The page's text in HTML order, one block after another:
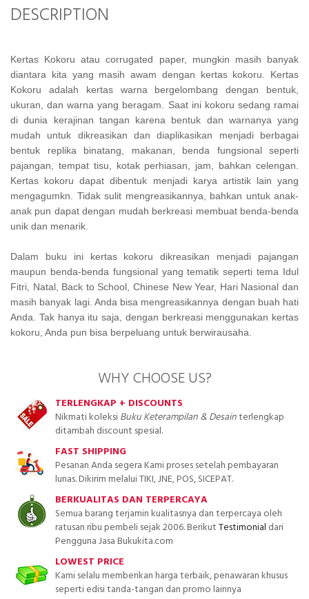
DESCRIPTION
Kertas Kokoru atau corrugated paper, mungkin masih banyak
diantara kita yang masih awam dengan kertas kokoru. Kertas
Kokoru adalah kertas warna bergelombang dengan bentuk,
ukuran, dan warna yang beragam. Saat ini kokoru sedang ramai
di dunia kerajinan tangan karena bentuk dan warnanya yang
mudah untuk dikreasikan dan diaplikasikan menjadi berbagai
bentuk replika binatang, makanan, benda fungsional seperti
pajangan, tempat tisu, kotak perhiasan, jam, bahkan celengan.
Kertas kokoru dapat dibentuk menjadi karya artistik lain yang
mengagumkn. Tidak sulit mengreasikannya, bahkan untuk anak-
anak pun dapat dengan mudah berkreasi membuat benda-benda
unik dan menarik.
Dalam buku ini kertas kokoru dikreasikan menjadi pajangan
maupun benda-benda fungsional yang tematik seperti tema Idul
Fitri, Natal, Back to School, Chinese New Year, Hari Nasional dan
masih banyak lagi. Anda bisa mengreasikannya dengan buah hati
Anda. Tak hanya itu saja, dengan berkreasi menggunakan kertas
kokoru, Anda pun bisa berpeluang untuk berwirausaha.
WHY CHOOSE US?
TERLENGKAP + DISCOUNTS
Nikmati koleksiBuku Keterampilan & Desainterlengkap
ditambah discount spesial.
FAST SHIPPING
Pesanan Anda segera Kami proses setelah pembayaran
lunas. Dikirim melalui TIKI, JNE, POS, SICEPAT.
BERKUALITAS DAN TERPERCAYA
Semua barang terjamin kualitasnya dan terpercaya oleh
ratusan ribu pembeli sejak 2006. BerikutTestimonial dari
Pengguna Jasa Bukukita.com
LOWEST PRICE
Kami selalu memberikan harga terbaik, penawaran khusus
seperti edisi tanda-tangan dan promo lainnya